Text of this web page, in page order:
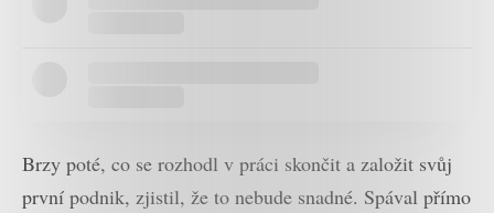
Brzy poté, co se rozhodl v práci skončit a založit svůj
první podnik, zjistil, že to nebude snadné. Spával přímo